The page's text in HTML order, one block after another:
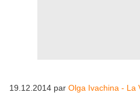
19.12.2014 par Olga Ivachina - La